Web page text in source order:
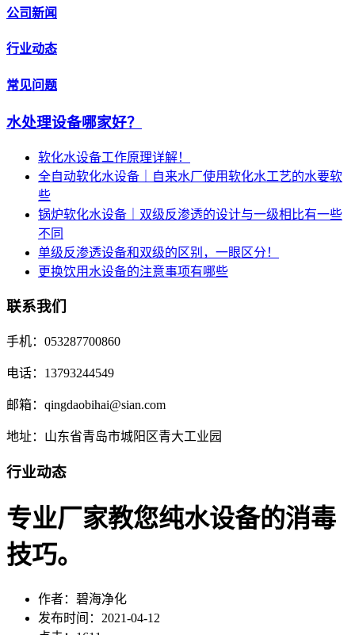
公司新闻
行业动态
常见问题
水处理设备哪家好？
软化水设备工作原理详解！
全自动软化水设备｜自来水厂使用软化水工艺的水要软
些
锅炉软化水设备｜双级反渗透的设计与一级相比有一些
不同
单级反渗透设备和双级的区别，一眼区分！
更换饮用水设备的注意事项有哪些
联系我们
手机：053287700860
电话：13793244549
邮箱：qingdaobihai@sian.com
地址：山东省青岛市城阳区青大工业园
行业动态
专业厂家教您纯水设备的消毒
技巧。
作者：碧海净化
发布时间：2021-04-12